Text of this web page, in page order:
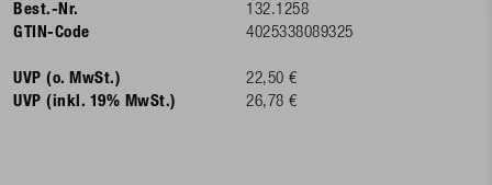
Best.-Nr.
132.1258
GTIN-Code
4025338089325
UVP (o. MwSt.)
22,50 €
UVP (inkl. 19% MwSt.)
26,78 €